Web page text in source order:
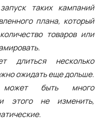
таких кампаний
плана, который
товаров или
длиться несколько
ожидать еще дольше.
быть много
этого не изменить,